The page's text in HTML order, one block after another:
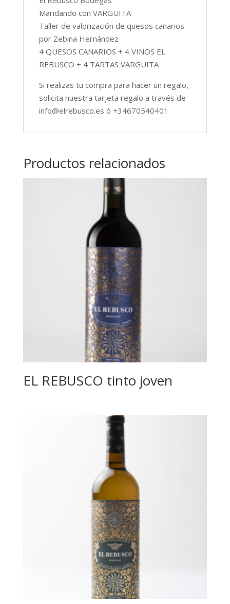
Maridando con VARGUITA
Taller de valorización de quesos canarios
por Zebina Hernández
4 QUESOS CANARIOS + 4 VINOS EL
REBUSCO + 4 TARTAS VARGUITA
Si realizas tu compra para hacer un regalo,
solicita nuestra tarjeta regalo a través de
info@elrebusco.es ó +34670540401
Productos relacionados
EL REBUSCO tinto joven